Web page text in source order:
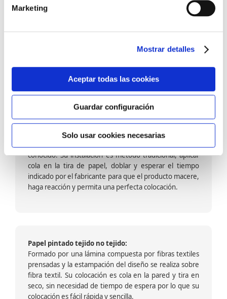
Marketing
Mostrar detalles
Aceptar todas las cookies
Guardar configuración
Solo usar cookies necesarias
barniz multiadherente en base agua. En zonas de
fuegos, se recomienda proteger con placas, silestone,
dado que el frotar en exceso dañaría el papel. Su
colocación es cola en la pared y tira en seco, sin
colocación es fácil rápida y sencilla.
Papel pintado calidad papel:
Formado por una capa de papel sobre un soporte de
conocido. Su instalación es método tradicional, aplicar
cola en la tira de papel, doblar y esperar el tiempo
indicado por el fabricante para que el producto macere,
haga reacción y permita una perfecta colocación.
Papel pintado tejido no tejido:
Formado por una lámina compuesta por fibras textiles
prensadas y la estampación del diseño se realiza sobre
fibra textil. Su colocación es cola en la pared y tira en
seco, sin necesidad de tiempo de espera por lo que su
colocación es fácil rápida y sencilla.